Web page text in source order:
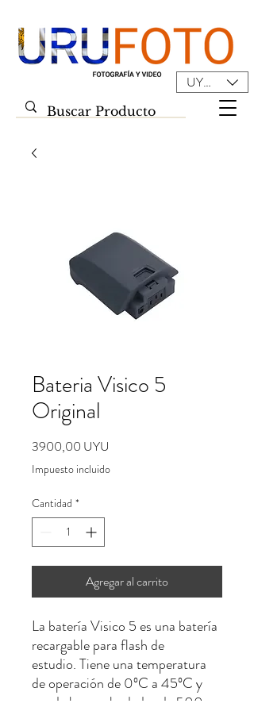
UYU ($U)
Bateria Visico 5
Original
3900,00 UYU
Impuesto incluido
Cantidad *
Agregar al carrito
La batería Visico 5 es una batería
recargable para flash de
estudio. Tiene una temperatura
de operación de 0ºC a 45ºC y
puede hacer alrededor de 500